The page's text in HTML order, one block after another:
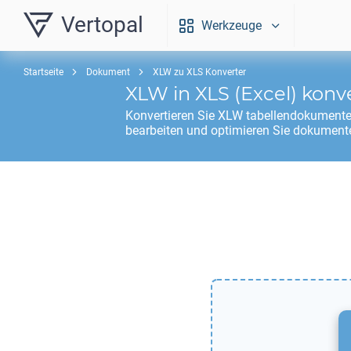
Vertopal Werkzeuge
Startseite Dokument XLW zu XLS Konverter
XLW in XLS (Excel)
Konvertieren Sie XLW
bearbeiten und optimieren Sie